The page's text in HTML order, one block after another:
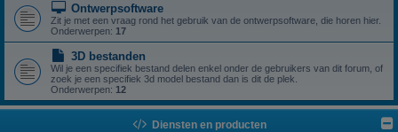
Ontwerpsoftware
Zit je met een vraag rond het gebruik van de ontwerpsoftware, die horen hier.
Onderwerpen: 17
3D bestanden
Wil je een specifiek bestand delen enkel onder de gebruikers van dit forum, of
zoek je een specifiek 3d model bestand dan is dit de plek.
Onderwerpen: 12
Diensten en producten